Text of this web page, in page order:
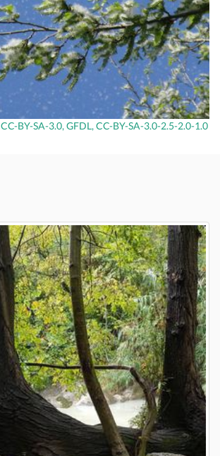
CC-BY-SA-3.0, GFDL, CC-BY-SA-3.0-2.5-2.0-1.0